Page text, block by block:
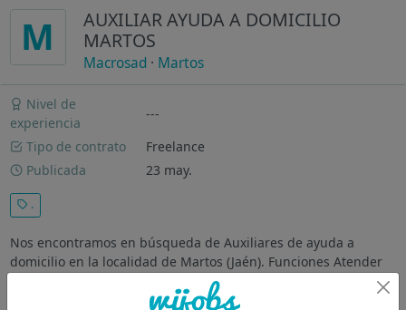
M
AUXILIAR AYUDA A DOMICILIO
MARTOS
Macrosad · Martos
Nivel de
experiencia
---
Tipo de contrato
Freelance
Publicada
23 may.
.
Nos encontramos en búsqueda de Auxiliares de ayuda a
domicilio en la localidad de Martos (Jaén). Funciones Atender
al usuario, en el propio domicilio o entorno, siguiendo las
pautas de actuación y cuidados indicados por el personal de